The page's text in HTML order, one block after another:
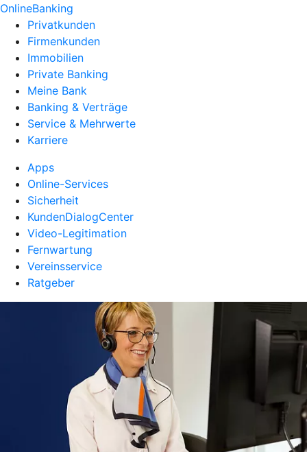
OnlineBanking
Privatkunden
Firmenkunden
Immobilien
Private Banking
Meine Bank
Banking & Verträge
Service & Mehrwerte
Karriere
Apps
Online-Services
Sicherheit
KundenDialogCenter
Video-Legitimation
Fernwartung
Vereinsservice
Ratgeber